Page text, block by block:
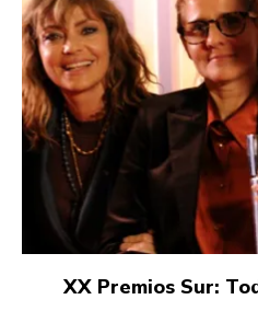
XX Premios Sur: